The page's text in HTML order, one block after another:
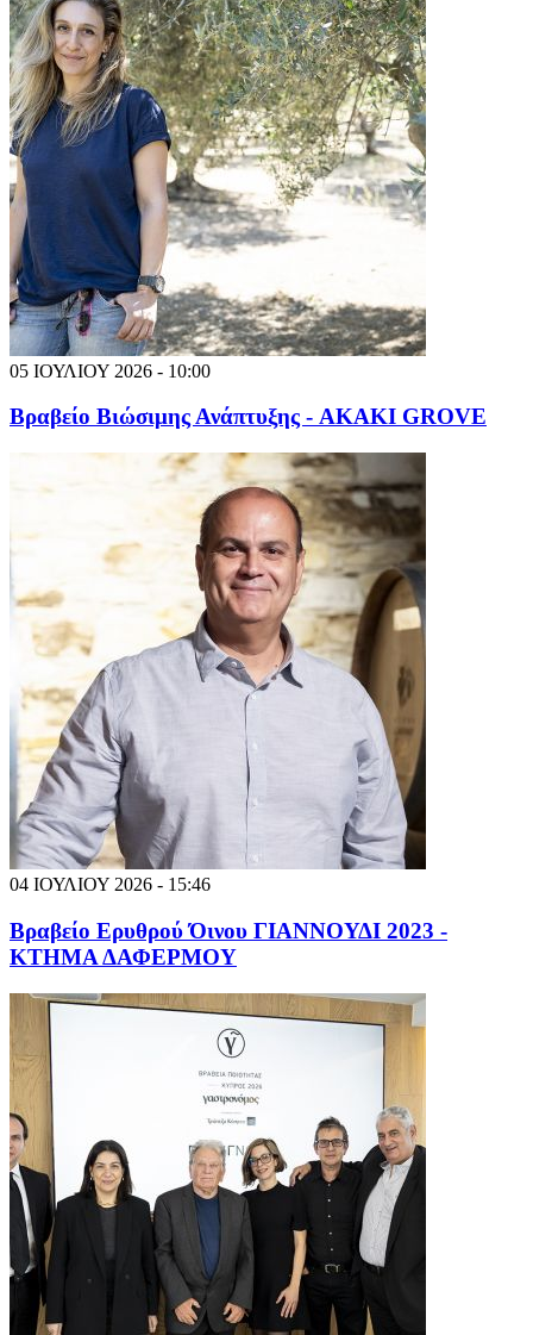
05 ΙΟΥΛΙΟΥ 2026 - 10:00
Βραβείο Βιώσιμης Ανάπτυξης - AKAKI GROVE
04 ΙΟΥΛΙΟΥ 2026 - 15:46
Βραβείο Ερυθρού Όινου ΓΙΑΝΝΟΥΔΙ 2023 -
ΚΤΗΜΑ ΔΑΦΕΡΜΟΥ